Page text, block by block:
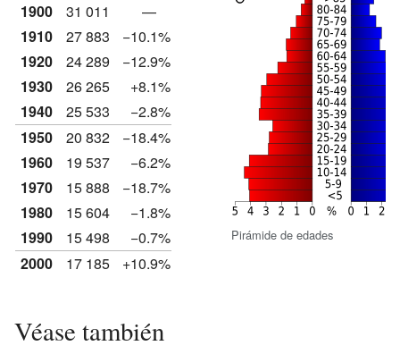
1900 31 011
—
1910
27 883
−10.1%
1920
24 289
−12.9%
1930
26 265
+8.1%
1940
25 533
−2.8%
1950
20 832
−18.4%
1960
19 537
−6.2%
1970
15 888
−18.7%
1980
15 604
−1.8%
1990
15 498
−0.7%
2000
17 185 +10.9%
Pirámide de edades
Véase también